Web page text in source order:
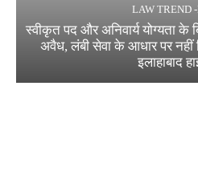
LAW TREND
स्वीकृत पद और अनिवार्य योग्यता के
अवैध, लंबी सेवा के आधार पर नहीं
इलाहाबाद